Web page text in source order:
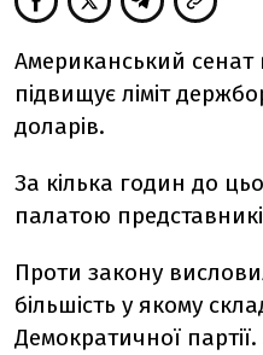
Американський сенат
підвищує ліміт
доларів.
За кілька годин до
палатою
Проти закону
більшість у якому
Демократичної